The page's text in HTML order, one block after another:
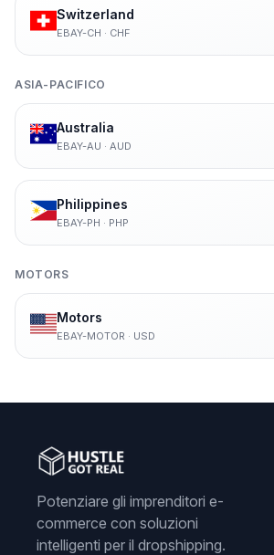
Switzerland
EBAY-CH · CHF
ASIA-PACIFICO
Australia
EBAY-AU · AUD
Philippines
EBAY-PH · PHP
MOTORS
Motors
EBAY-MOTOR · USD
Potenziare gli imprenditori e-
commerce con soluzioni
intelligenti per il dropshipping.